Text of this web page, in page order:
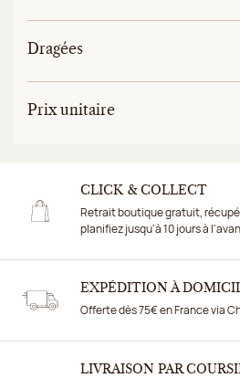
Dragées
Prix unitaire total
Prix unitaire
CLICK & COLLECT
Retrait boutique gratuit,
planifiez jusqu'à 10 jours à
EXPÉDITION À
Offerte dès 75€ en France via
LIVRAISON PAR